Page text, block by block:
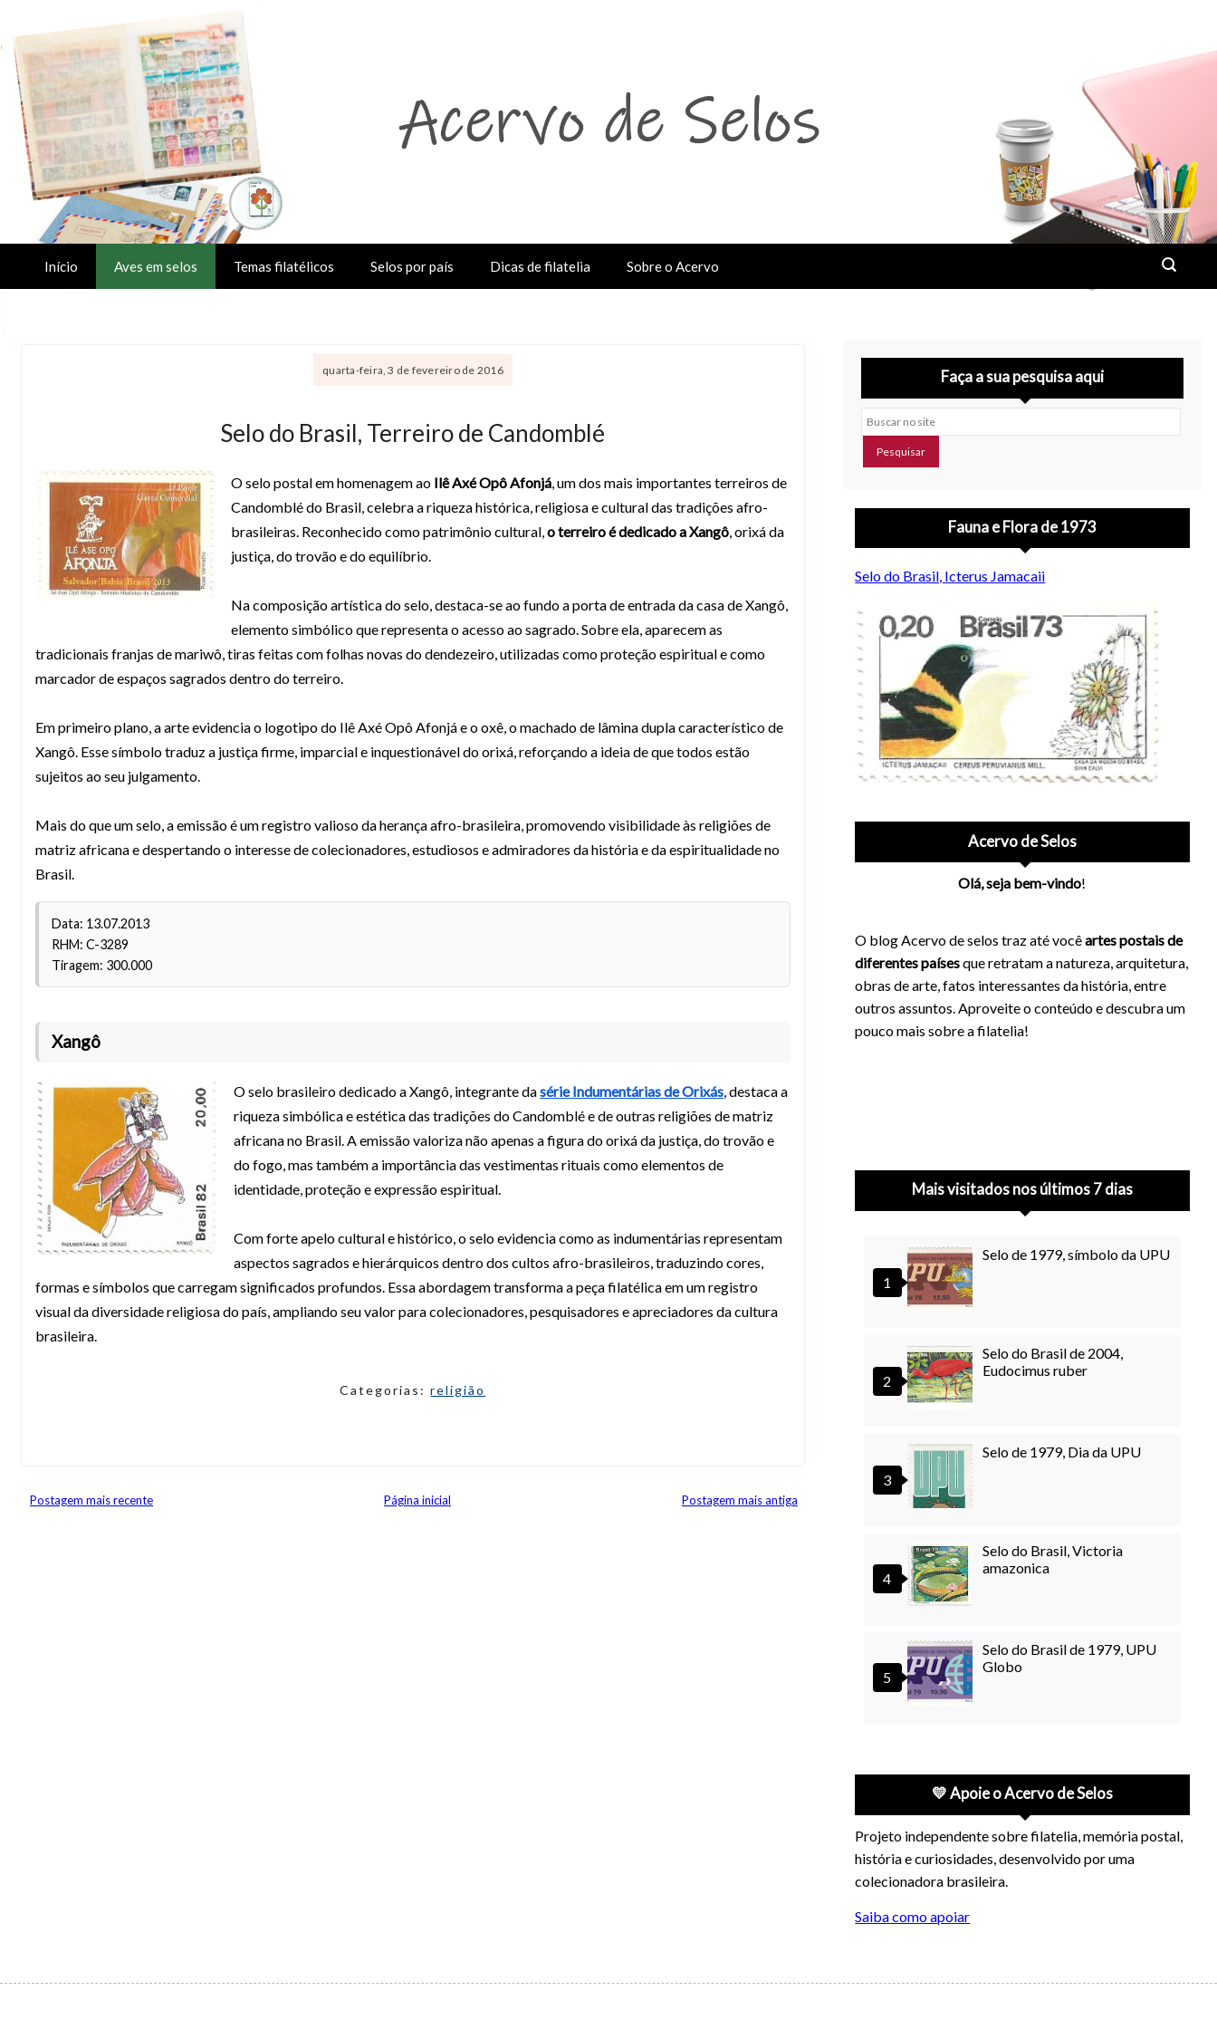
Início Aves em selos Temas filatélicos Selos por país Dicas de filatelia Sobre o Acervo
quarta-feira, 3 de fevereiro de 2016
Selo do Brasil, Terreiro de Candomblé
O selo postal em homenagem ao Ilê Axé Opô Afonjá , um dos mais importantes terreiros de
Candomblé do Brasil, celebra a riqueza histórica, religiosa e cultural das tradições afro-
brasileiras. Reconhecido como patrimônio cultural, o terreiro é dedicado a Xangô , orixá da
justiça, do trovão e do equilíbrio.
Na composição artística do selo, destaca-se ao fundo a porta de entrada da casa de Xangô,
elemento simbólico que representa o acesso ao sagrado. Sobre ela, aparecem as
tradicionais franjas de mariwô, tiras feitas com folhas novas do dendezeiro, utilizadas como proteção espiritual e como
marcador de espaços sagrados dentro do terreiro.
Em primeiro plano, a arte evidencia o logotipo do Ilê Axé Opô Afonjá e o oxê, o machado de lâmina dupla característico de
Xangô. Esse símbolo traduz a justiça firme, imparcial e inquestionável do orixá, reforçando a ideia de que todos estão
sujeitos ao seu julgamento.
Mais do que um selo, a emissão é um registro valioso da herança afro-brasileira, promovendo visibilidade às religiões de
matriz africana e despertando o interesse de colecionadores, estudiosos e admiradores da história e da espiritualidade no
Brasil.
Data: 13.07.2013
RHM: C-3289
Tiragem: 300.000
Xangô
O selo brasileiro dedicado a Xangô, integrante dasérie Indumentárias de Orixás, destaca a
riqueza simbólica e estética das tradições do Candomblé e de outras religiões de matriz
africana no Brasil. A emissão valoriza não apenas a figura do orixá da justiça, do trovão e
do fogo, mas também a importância das vestimentas rituais como elementos de
identidade, proteção e expressão espiritual.
Com forte apelo cultural e histórico, o selo evidencia como as indumentárias representam
aspectos sagrados e hierárquicos dentro dos cultos afro-brasileiros, traduzindo cores,
formas e símbolos que carregam significados profundos. Essa abordagem transforma a peça filatélica em um registro
visual da diversidade religiosa do país, ampliando seu valor para colecionadores, pesquisadores e apreciadores da cultura
brasileira.
Categorias:religião
Postagem mais recente Postagem mais antiga
Página inicial
Faça a sua pesquisa aqui
Buscar no site
Fauna e Flora de 1973
Selo do Brasil, Icterus Jamacaii
Acervo de Selos
Olá, seja bem-vindo!
O blog Acervo de selos traz até vocêartes postais de
diferentes paísesque retratam a natureza, arquitetura,
obras de arte, fatos interessantes da história, entre
outros assuntos. Aproveite o conteúdo e descubra um
pouco mais sobre a filatelia!
Mais visitados nos últimos 7 dias
Selo de 1979, símbolo da UPU
Selo do Brasil de 2004,
Eudocimus ruber
Selo de 1979, Dia da UPU
Selo do Brasil, Victoria
amazonica
Selo do Brasil de 1979, UPU
Globo
💛 Apoie o Acervo de Selos
Projeto independente sobre filatelia, memória postal,
história e curiosidades, desenvolvido por uma
colecionadora brasileira.
Saiba como apoiar